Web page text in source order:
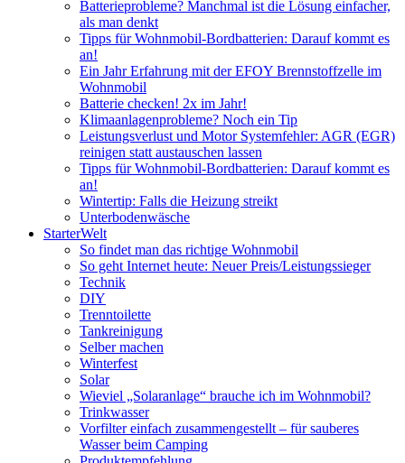
Batterieprobleme? Manchmal ist die Lösung einfacher,
als man denkt
Tipps für Wohnmobil-Bordbatterien: Darauf kommt es
an!
Ein Jahr Erfahrung mit der EFOY Brennstoffzelle im
Wohnmobil
Batterie checken! 2x im Jahr!
Klimaanlagenprobleme? Noch ein Tip
Leistungsverlust und Motor Systemfehler: AGR (EGR)
reinigen statt austauschen lassen
Tipps für Wohnmobil-Bordbatterien: Darauf kommt es
an!
Wintertip: Falls die Heizung streikt
Unterbodenwäsche
StarterWelt
So findet man das richtige Wohnmobil
So geht Internet heute: Neuer Preis/Leistungssieger
Technik
DIY
Trenntoilette
Tankreinigung
Selber machen
Winterfest
Solar
Wieviel „Solaranlage“ brauche ich im Wohnmobil?
Trinkwasser
Vorfilter einfach zusammengestellt – für sauberes
Wasser beim Camping